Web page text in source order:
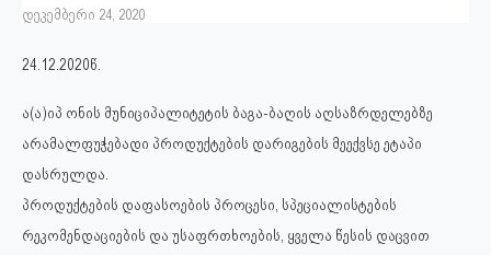
დეკემბერი 24, 2020
24.12.2020წ.
ა(ა)იპ ონის მუნიციპალიტეტის ბაგა-ბაღის აღსაზრდელებზე
არამალფუჭებადი პროდუქტების დარიგების მეექვსე ეტაპი
დასრულდა.
პროდუქტების დაფასოების პროცესი, სპეციალისტების
რეკომენდაციების და უსაფრთხოების, ყველა წესის დაცვით